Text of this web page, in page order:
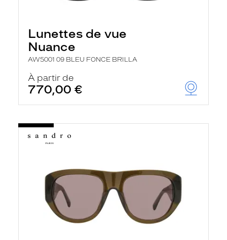
Lunettes de vue
Nuance
AW5001 09 BLEU FONCE BRILLA
À partir de
770,00 €